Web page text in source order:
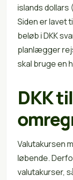
islands dollars
Siden er lavet
beløb i DKK
planlægger
skal bruge en
DKK
Valutakursen
løbende.
valutakurser,